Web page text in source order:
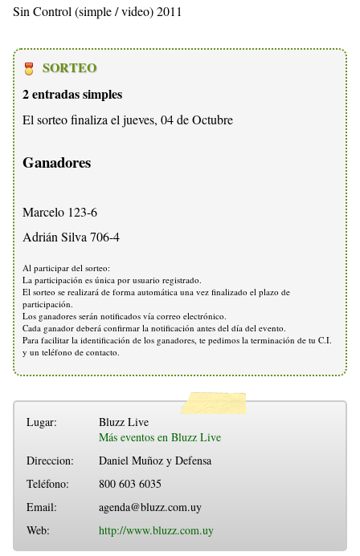
Sin Control (simple / video) 2011
SORTEO
2 entradas simples
El sorteo finaliza el jueves, 04 de Octubre
Ganadores
Marcelo 123-6
Adrián Silva 706-4
Al participar del sorteo:
La participación es única por usuario registrado.
El sorteo se realizará de forma automática una vez finalizado el plazo de
participación.
Los ganadores serán notificados vía correo electrónico.
Cada ganador deberá confirmar la notificación antes del día del evento.
Para facilitar la identificación de los ganadores, te pedimos la terminación de tu C.I.
y un teléfono de contacto.
Lugar:
Bluzz Live
Más eventos en Bluzz Live
Direccion:
Daniel Muñoz y Defensa
Teléfono:
800 603 6035
Email:
agenda@bluzz.com.uy
Web:
http://www.bluzz.com.uy